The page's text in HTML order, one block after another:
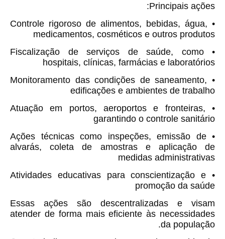
Principais ações:
• Controle rigoroso de alimentos, bebidas, água,
medicamentos, cosméticos e outros produtos
• Fiscalização de serviços de saúde, como
hospitais, clínicas, farmácias e laboratórios
• Monitoramento das condições de saneamento,
edificações e ambientes de trabalho
• Atuação em portos, aeroportos e fronteiras,
garantindo o controle sanitário
• Ações técnicas como inspeções, emissão de
alvarás, coleta de amostras e aplicação de
medidas administrativas
• Atividades educativas para conscientização e
promoção da saúde
Essas ações são descentralizadas e visam
atender de forma mais eficiente às necessidades
da população.